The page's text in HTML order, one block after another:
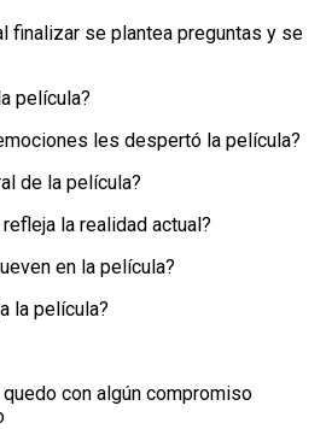
finalizar se plantea preguntas y se
película?
les despertó la película?
de la película?
la realidad actual?
en la película?
la película?
con algún compromiso